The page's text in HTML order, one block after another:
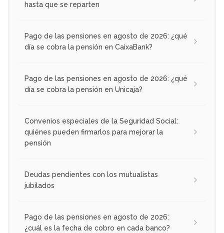
hasta que se reparten
Pago de las pensiones en agosto de 2026: ¿qué
día se cobra la pensión en CaixaBank?
Pago de las pensiones en agosto de 2026: ¿qué
día se cobra la pensión en Unicaja?
Convenios especiales de la Seguridad Social:
quiénes pueden firmarlos para mejorar la
pensión
Deudas pendientes con los mutualistas
jubilados
Pago de las pensiones en agosto de 2026:
¿cuál es la fecha de cobro en cada banco?